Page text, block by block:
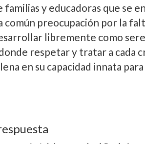
familias y educadoras que se
común preocupación por la
libremente como
respetar y tratar a cada
en su capacidad innata